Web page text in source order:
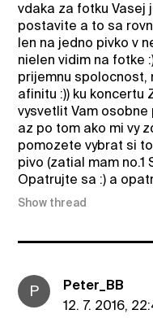
vdaka za fotku Vasej
postavite a to sa
len na jedno pivko v
nielen vidim na fotke
prijemnu spolocnost,
afinitu :)) ku koncertu
vysvetlit Vam
az po tom ako mi vy
pomozete vybrat si
pivo (zatial mam no.1
Opatrujte sa :) a
Show thread
P
Peter_BB
12. 7. 2016,